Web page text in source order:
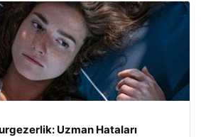
Uzman Hataları